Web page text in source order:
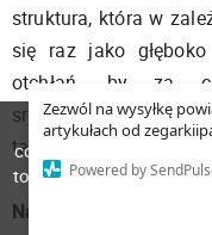
Zezwól na wysyłkę
artykułach od
Powered by
struktura, która w
się raz jako
otchłań, by za
srebrzystymi
tarcz z wykończeniem
Napęd obrotowych
W celu
cookies. Pozostanie na
to, że pliki cookies